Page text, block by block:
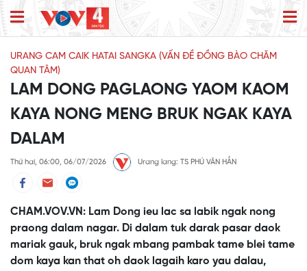
URANG CAM CAIK HATAI SANGKA (VẤN ĐỀ ĐỒNG BÀO CHĂM
QUAN TÂM)
LAM DONG PAGLAONG YAOM KAOM
KAYA NONG MENG BRUK NGAK KAYA
DALAM
Thứ hai, 06:00, 06/07/2026 Urang lang: TS PHÚ VĂN HẲN
CHAM.VOV.VN: Lam Dong ieu lac sa labik ngak nong
praong dalam nagar. Di dalam tuk darak pasar daok
mariak gauk, bruk ngak mbang pambak tame blei tame
dom kaya kan that oh daok lagaih karo yau dalau,